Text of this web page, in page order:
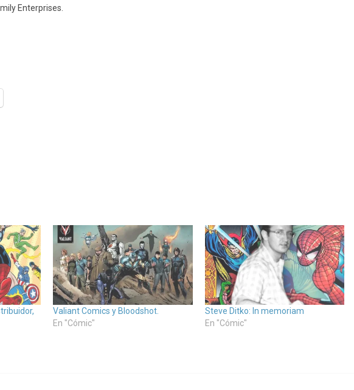
Enterprises.
Valiant Comics y Bloodshot.
En "Cómic"
Steve Ditko: In memoriam
En "Cómic"